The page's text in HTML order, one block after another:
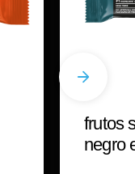
frutos
negro